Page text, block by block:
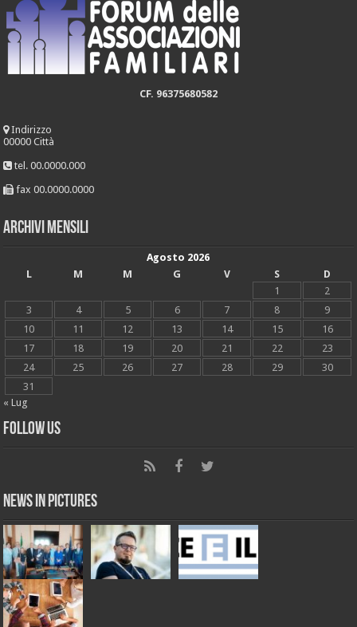
CF. 96375680582
Indirizzo
00000 Città
tel. 00.0000.000
fax 00.0000.0000
Archivi mensili
Agosto 2026
L
M M G V S
D
1
2
3
4 5 6 7 8
9
10
11 12 13 14 15
16
17
18 19 20 21 22
23
24
25 26 27 28 29
30
31
« Lug
Follow Us
News in Pictures